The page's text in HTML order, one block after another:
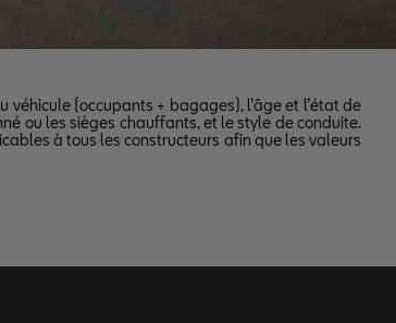
(occupants + bagages), l’âge et l’état de
ou les sièges chauffants, et le style de conduite.
à tous les constructeurs afin que les valeurs